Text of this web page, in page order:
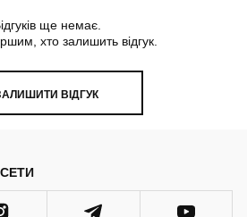
ще немає.
хто залишить відгук.
ВІДГУК